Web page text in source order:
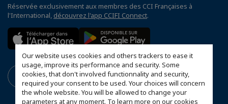
Our website uses cookies and others trackers to ease it
usage, improve its performance and security. Some
cookies, that don't involved functionnality and security,
required your consent to be used. Your choices will concern
the whole website. You will be allowed to change your
parameters at any moment. To learn more on our cookies
Réservée exclusivement aux membres des CCI Françaises à
l'International, découvrez l'app CCIFI Connect.